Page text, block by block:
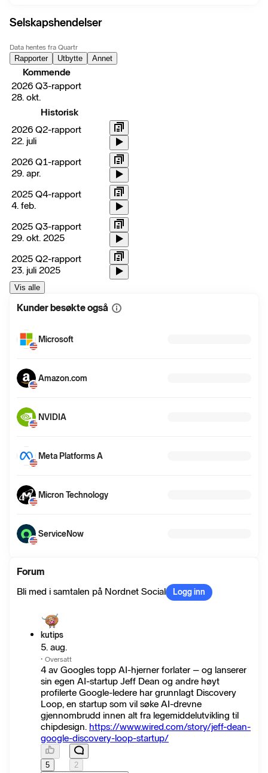
Selskapshendelser
Data hentes fra Quartr
Rapporter Utbytte Annet
Kommende
2026 Q3-rapport
28. okt.
Historisk
2026 Q2-rapport
22. juli
2026 Q1-rapport
29. apr.
2025 Q4-rapport
4. feb.
2025 Q3-rapport
29. okt. 2025
2025 Q2-rapport
23. juli 2025
Vis alle
Kunder besøkte også Vis
Microsoft
Amazon.com
NVIDIA
Meta Platforms A
Micron Technology
ServiceNow
Forum
Bli med i samtalen på Nordnet Social
Logg inn
kutips
5. aug.
· Oversatt
4 av Googles topp AI-hjerner forlater – og lanserer
sin egen AI-startup Jeff Dean og andre høyt
profilerte Google-ledere har grunnlagt Discovery
Loop, en startup som vil søke AI-drevne
gjennombrudd innen alt fra legemiddelutvikling til
chipdesign. https://www.wired.com/story/jeff-dean-
google-discovery-loop-startup/
5
2